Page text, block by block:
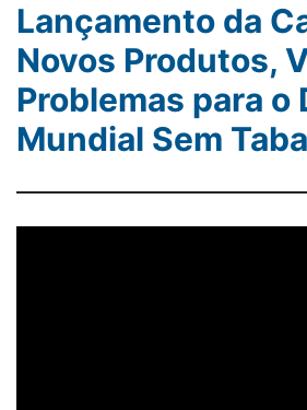
Lançamento da
Novos Produtos,
Problemas para o
Mundial Sem